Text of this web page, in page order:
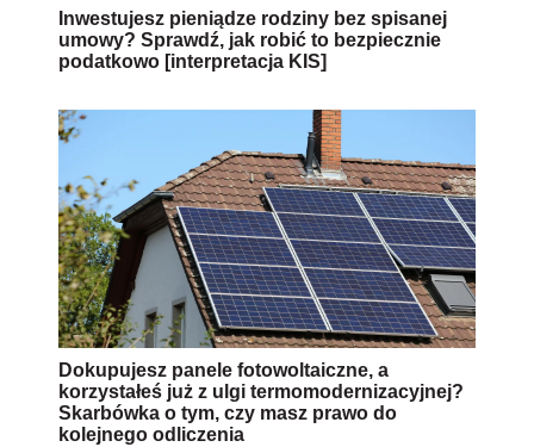
Inwestujesz pieniądze rodziny bez spisanej
umowy? Sprawdź, jak robić to bezpiecznie
podatkowo [interpretacja KIS]
Dokupujesz panele fotowoltaiczne, a
korzystałeś już z ulgi termomodernizacyjnej?
Skarbówka o tym, czy masz prawo do
kolejnego odliczenia